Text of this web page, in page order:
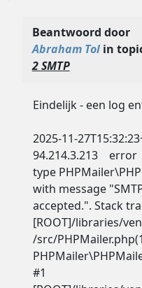
Beantwoord door
Abraham Tolin
2 SMTP
Eindelijk - een log
2025-11-
94.214.3.213
type
with message
accepted.". Stack
[ROOT]/libraries/
/src/
#1